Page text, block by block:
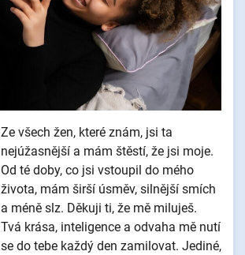
Ze všech žen, které znám, jsi ta
nejúžasnější a mám štěstí, že jsi moje.
Od té doby, co jsi vstoupil do mého
života, mám širší úsměv, silnější smích
a méně slz. Děkuji ti, že mě miluješ.
Tvá krása, inteligence a odvaha mě nutí
se do tebe každý den zamilovat. Jediné,